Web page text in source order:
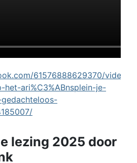
61576888629370/videos/
ari%C3%ABnsplein-je-
lezing 2025 door